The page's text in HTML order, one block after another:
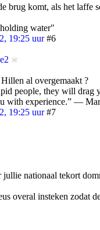
brug komt, als het laffe
water"
19:25 uur #6
al overgemaakt ?
people, they will drag
with experience.” ―
19:25 uur #7
nationaal tekort
overal insteken zodat